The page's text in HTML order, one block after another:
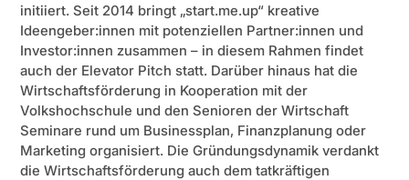
initiiert. Seit 2014 bringt „start.me.up“ kreative
Ideengeber:innen mit potenziellen Partner:innen und
Investor:innen zusammen – in diesem Rahmen findet
auch der Elevator Pitch statt. Darüber hinaus hat die
Wirtschaftsförderung in Kooperation mit der
Volkshochschule und den Senioren der Wirtschaft
Seminare rund um Businessplan, Finanzplanung oder
Marketing organisiert. Die Gründungsdynamik verdankt
die Wirtschaftsförderung auch dem tatkräftigen